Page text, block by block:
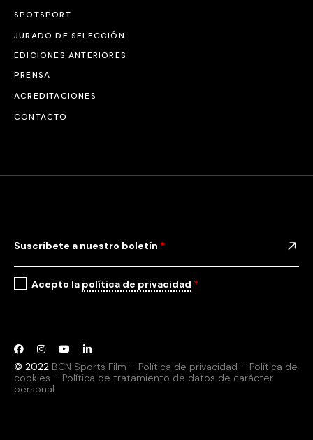
SPOTSPORT
JURADO DE SELECCIÓN
EDICIONES ANTERIORES
PRENSA
ACREDITACIONES
CONTACTO
© 2022 BCN Sports Film – Política de privacidad – Política de
cookies – Política de tratamiento de datos de carácter
personal
Suscríbete a nuestro boletín *
Acepto la política de privacidad *